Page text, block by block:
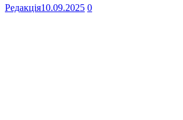
Редакція10.09.2025 0